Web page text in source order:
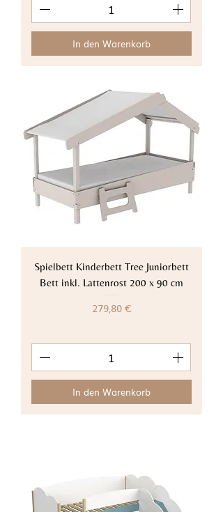
In den Warenkorb
Spielbett Kinderbett Tree Juniorbett
Bett inkl. Lattenrost 200 x 90 cm
Preis
279,80 €
In den Warenkorb